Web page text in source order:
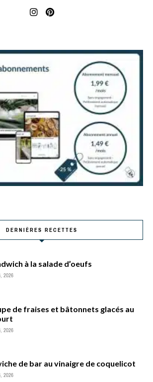
DERNIÈRES RECETTES
à la salade d’oeufs
2026
de fraises et bâtonnets glacés au
2026
de bar au vinaigre de coquelicot
2026